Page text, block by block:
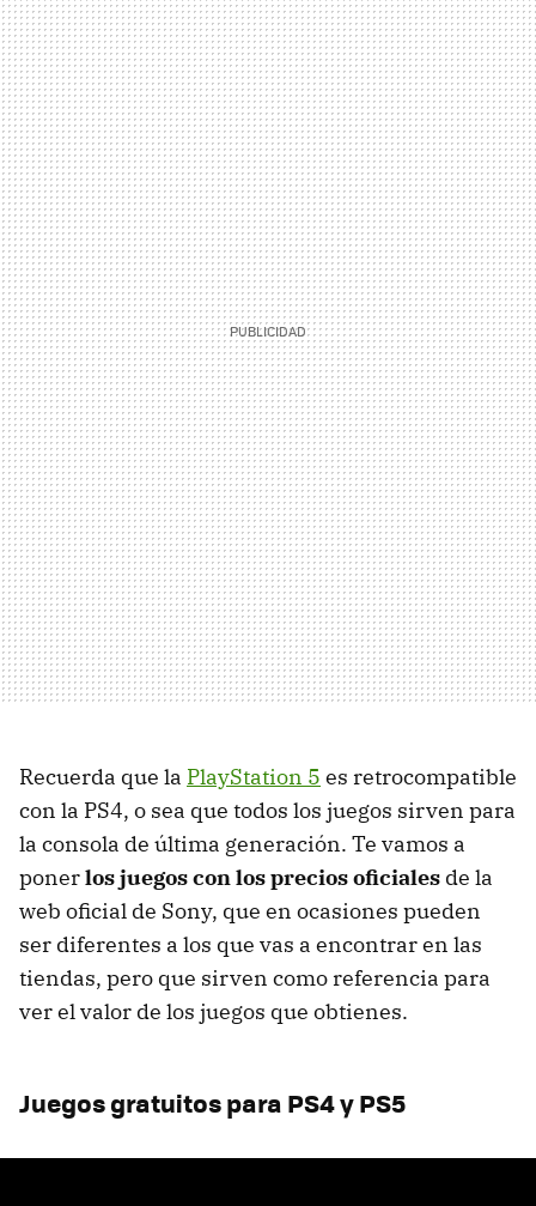
Recuerda que la PlayStation 5 es retrocompatible
con la PS4, o sea que todos los juegos sirven para
la consola de última generación. Te vamos a
ponerlos juegos con los precios oficiales de la
web oficial de Sony, que en ocasiones pueden
ser diferentes a los que vas a encontrar en las
tiendas, pero que sirven como referencia para
ver el valor de los juegos que obtienes.
Juegos gratuitos para PS4 y PS5